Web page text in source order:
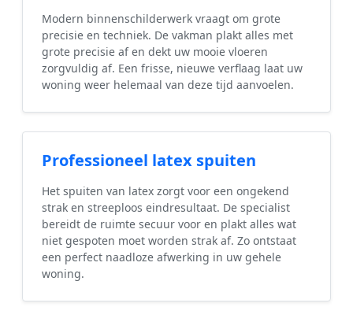
Modern binnenschilderwerk vraagt om grote
precisie en techniek. De vakman plakt alles met
grote precisie af en dekt uw mooie vloeren
zorgvuldig af. Een frisse, nieuwe verflaag laat uw
woning weer helemaal van deze tijd aanvoelen.
Professioneel latex spuiten
Het spuiten van latex zorgt voor een ongekend
strak en streeploos eindresultaat. De specialist
bereidt de ruimte secuur voor en plakt alles wat
niet gespoten moet worden strak af. Zo ontstaat
een perfect naadloze afwerking in uw gehele
woning.